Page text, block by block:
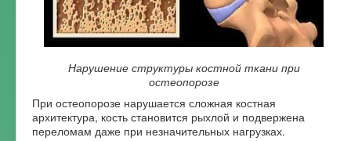
Нарушение структуры костной ткани при
остеопорозе
При остеопорозе нарушается сложная костная
архитектура, кость становится рыхлой и подвержена
переломам даже при незначительных нагрузках.